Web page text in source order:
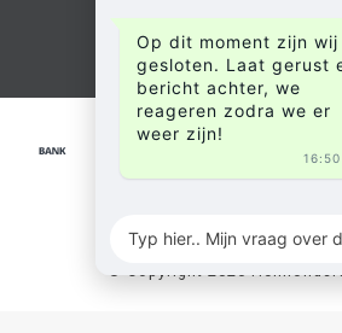
Alle producten
© Copyright 2026
Op dit moment zijn wij
gesloten. Laat gerust
bericht achter, we
reageren zodra we er
weer zijn!
16:50